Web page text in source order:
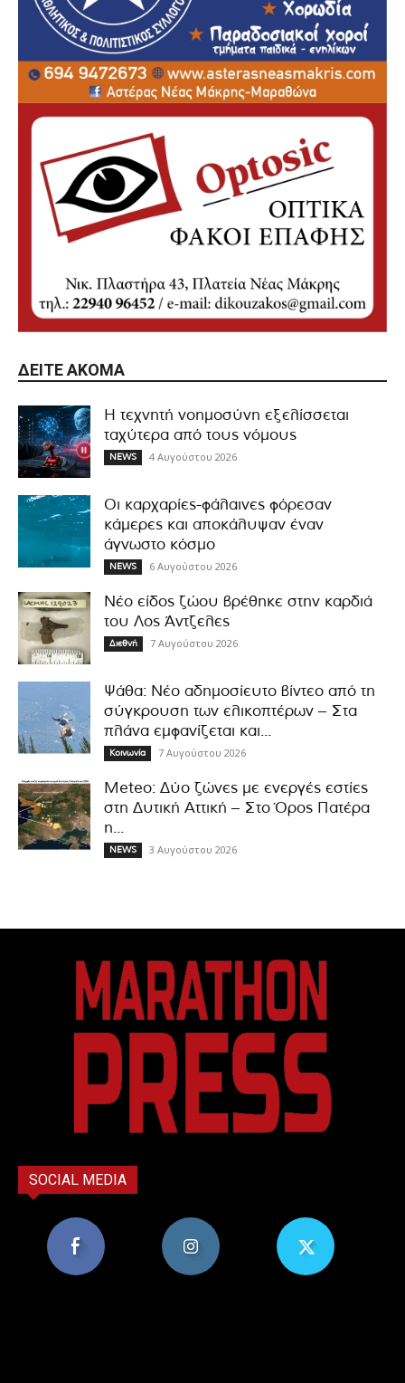
ΔΕΊΤΕ ΑΚΌΜΑ
Η τεχνητή νοημοσύνη εξελίσσεται
ταχύτερα από τους νόμους
NEWS 4 Αυγούστου 2026
Οι καρχαρίες-φάλαινες φόρεσαν
κάμερες και αποκάλυψαν έναν
άγνωστο κόσμο
NEWS 6 Αυγούστου 2026
Νέο είδος ζώου βρέθηκε στην καρδιά
του Λος Άντζελες
Διεθνή 7 Αυγούστου 2026
Ψάθα: Νέο αδημοσίευτο βίντεο από τη
σύγκρουση των ελικοπτέρων – Στα
πλάνα εμφανίζεται και...
Κοινωνία 7 Αυγούστου 2026
Meteo: Δύο ζώνες με ενεργές εστίες
στη Δυτική Αττική – Στο Όρος Πατέρα
η...
NEWS 3 Αυγούστου 2026
SOCIAL MEDIA